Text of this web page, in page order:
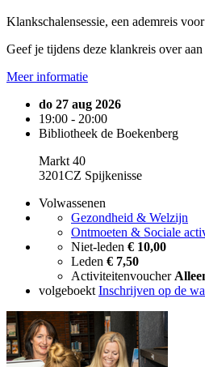
Klankschalensessie, een ademreis
Geef je tijdens deze klankreis over
Meer informatie
do 27 aug 2026
19:00 - 20:00
Bibliotheek de Boekenberg
Markt 40
3201CZ Spijkenisse
Volwassenen
Gezondheid & Welzijn
Ontmoeten & Sociale
Niet-leden € 10,00
Leden € 7,50
Activiteitenvoucher
volgeboekt Inschrijven op de